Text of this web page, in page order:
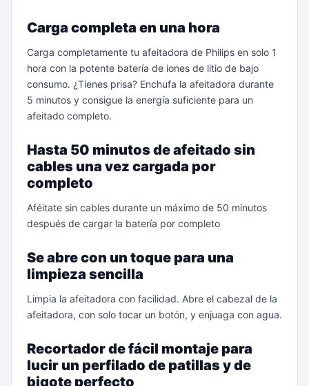
Carga completa en una hora
Carga completamente tu afeitadora de Philips en solo 1
hora con la potente batería de iones de litio de bajo
consumo. ¿Tienes prisa? Enchufa la afeitadora durante
5 minutos y consigue la energía suficiente para un
afeitado completo.
Hasta 50 minutos de afeitado sin
cables una vez cargada por
completo
Aféitate sin cables durante un máximo de 50 minutos
después de cargar la batería por completo
Se abre con un toque para una
limpieza sencilla
Limpia la afeitadora con facilidad. Abre el cabezal de la
afeitadora, con solo tocar un botón, y enjuaga con agua.
Recortador de fácil montaje para
lucir un perfilado de patillas y de
bigote perfecto